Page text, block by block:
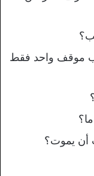
موقف واحد فقط
أن يموت؟